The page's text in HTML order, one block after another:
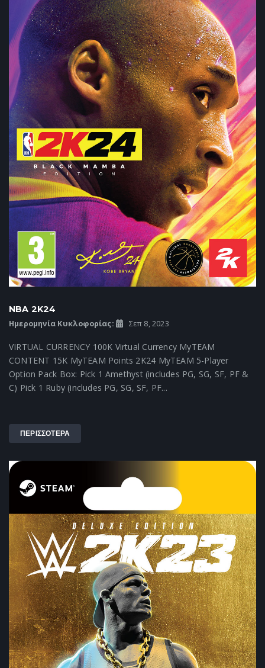
NBA 2K24
Ημερομηνία Κυκλοφορίας: Σεπ 8, 2023
VIRTUAL CURRENCY 100K Virtual Currency MyTEAM
CONTENT 15K MyTEAM Points 2K24 MyTEAM 5-Player
Option Pack Box: Pick 1 Amethyst (includes PG, SG, SF, PF &
C) Pick 1 Ruby (includes PG, SG, SF, PF...
ΠΕΡΙΣΣΟΤΕΡΑ